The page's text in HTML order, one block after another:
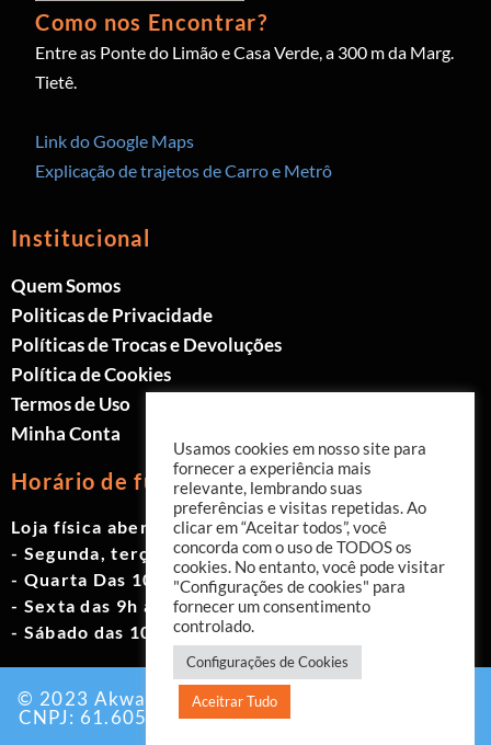
Como nos Encontrar?
Entre as Ponte do Limão e Casa Verde, a 300 m da Marg.
Tietê.
Link do Google Maps
Explicação de trajetos de Carro e Metrô
Institucional
Quem Somos
Politicas de Privacidade
Políticas de Trocas e Devoluções
Política de Cookies
Termos de Uso
Minha Conta
Horário de funcionamento
Loja física aberta de Segunda à Sábado.
- Segunda, terça e quinta das 9h às 19h
- Quarta Das 10h às 18h
- Sexta das 9h às 18h
- Sábado das 10h às 17h
© 2023 Akwavita - Todos os direitos reservados.
CNPJ: 61.605.465/0001-60 Criado por:
Usamos cookies em nosso site para
fornecer a experiência mais
relevante, lembrando suas
preferências e visitas repetidas. Ao
clicar em “Aceitar todos”, você
concorda com o uso de TODOS os
cookies. No entanto, você pode visitar
"Configurações de cookies" para
fornecer um consentimento
controlado.
Configurações de Cookies
Aceitrar Tudo